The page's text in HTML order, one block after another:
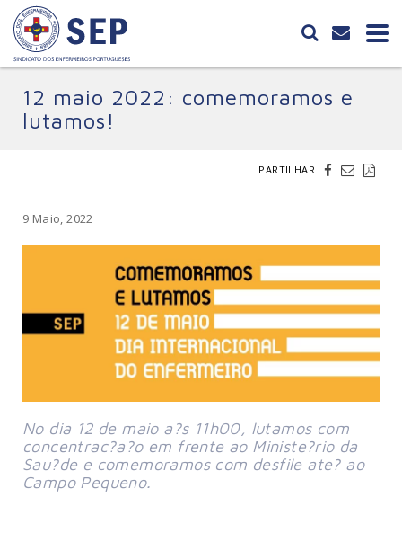
12 maio 2022: comemoramos e
lutamos!
PARTILHAR
9 Maio, 2022
No dia 12 de maio a?s 11h00, lutamos com
concentrac?a?o em frente ao Ministe?rio da
Sau?de e comemoramos com desfile ate? ao
Campo Pequeno.